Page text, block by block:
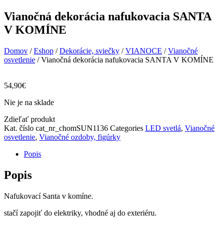
Vianočná dekorácia nafukovacia SANTA
V KOMÍNE
Domov /Eshop /Dekorácie, sviečky /VIANOCE /Vianočné
osvetlenie / Vianočná dekorácia nafukovacia SANTA V KOMÍNE
54,90€
Nie je na sklade
Zdieľať produkt
Kat. číslo cat_nr_chomSUN1136 Categories LED svetlá, Vianočné
osvetlenie, Vianočné ozdoby, figúrky
Popis
Popis
Nafukovací Santa v komíne.
stačí zapojiť do elektriky, vhodné aj do exteriéru.